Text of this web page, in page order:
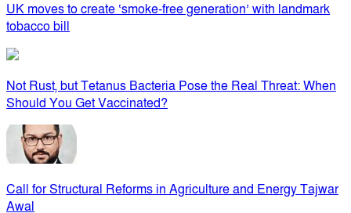
UK moves to create ‘smoke-free generation’ with landmark
tobacco bill
Not Rust, but Tetanus Bacteria Pose the Real Threat: When
Should You Get Vaccinated?
Call for Structural Reforms in Agriculture and Energy Tajwar
Awal